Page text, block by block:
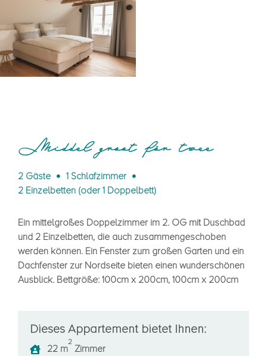
Middel groot för twee
2 Gäste
1 Schlafzimmer
2 Einzelbetten (oder 1 Doppelbett)
Ein mittelgroßes Doppelzimmer im 2. OG mit Duschbad
und 2 Einzelbetten, die auch zusammengeschoben
werden können. Ein Fenster zum großen Garten und ein
Dachfenster zur Nordseite bieten einen wunderschönen
Ausblick. Bettgröße: 100cm x 200cm, 100cm x 200cm
Dieses Appartement bietet Ihnen:
22 m
2
Zimmer